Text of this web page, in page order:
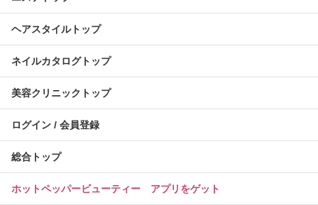
ヘアスタイルトップ
ネイルカタログトップ
美容クリニックトップ
ログイン / 会員登録
総合トップ
ホットペッパービューティー アプリをゲット